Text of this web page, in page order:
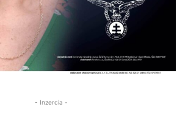
- Inzercia -